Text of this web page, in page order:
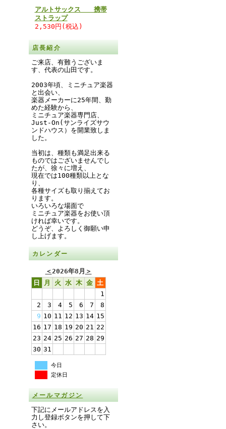
アルトサックス 携帯
ストラップ
2,530円(税込)
店長紹介
ご来店、有難うございま
す、代表の山田です。
2003年頃、ミニチュア楽器
と出会い、
楽器メーカーに25年間、勤
めた経験から、
ミニチュア楽器専門店、
Just-On(サンライズサウ
ンドハウス）を開業致しま
した。
当初は、種類も満足出来る
ものではございませんでし
たが、徐々に増え、
現在では100種類以上とな
り、
各種サイズも取り揃えてお
ります。
いろいろな場面で
ミニチュア楽器をお使い頂
ければ幸いです。
どうぞ、よろしく御願い申
し上げます。
カレンダー
＜2026年8月 ＞
日
月 火 水 木 金 土
1
2
3 4 5 6 7
8
9 10 11 12 13 14 15
16 17 18 19 20 21 22
23 24 25 26 27 28 29
30 31
今日
定休日
メールマガジン
下記にメールアドレスを入
力し登録ボタンを押して下
さい。